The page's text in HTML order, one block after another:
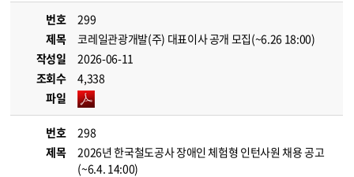
번호
299
제목
코레일관광개발(주) 대표이사 공개 모집(~6.26 18:00)
작성일
2026-06-11
조회수
4,338
파일
번호
298
제목
2026년 한국철도공사 장애인 체험형 인턴사원 채용 공고
(~6.4. 14:00)